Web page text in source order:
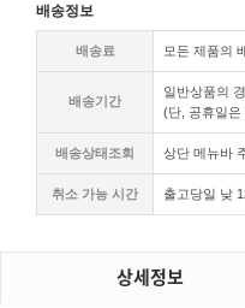
배송정보
배송료 모든 제품의
배송기간
일반상품의
(단, 공휴일은
배송상태조회 상단 메뉴바
취소 가능 시간 출고당일 낮
상세정보